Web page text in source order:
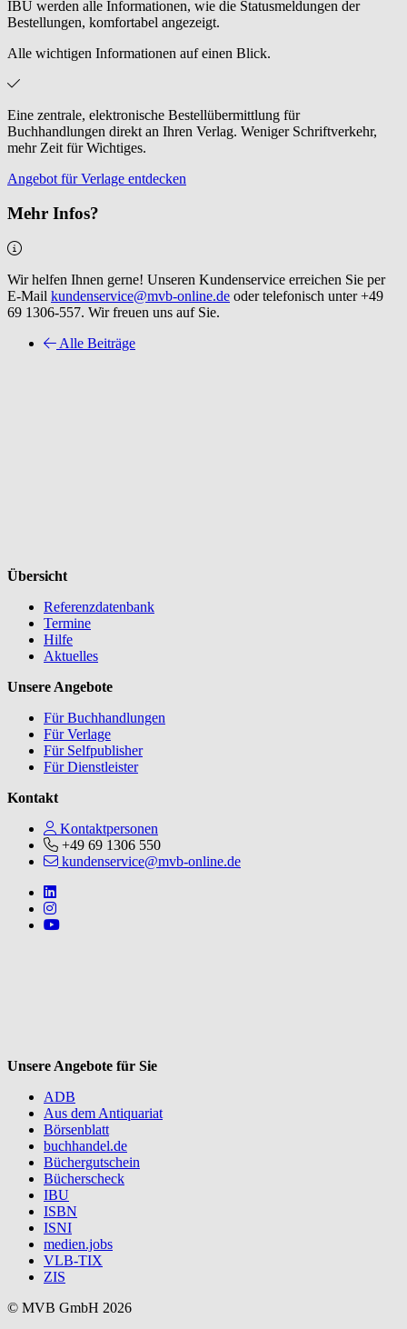
IBU werden alle Informationen, wie die Statusmeldungen der
Bestellungen, komfortabel angezeigt.
Alle wichtigen Informationen auf einen Blick.
Eine zentrale, elektronische Bestellübermittlung für
Buchhandlungen direkt an Ihren Verlag. Weniger Schriftverkehr,
mehr Zeit für Wichtiges.
Angebot für Verlage entdecken
Mehr Infos?
Wir helfen Ihnen gerne! Unseren Kundenservice erreichen Sie per
E-Mail kundenservice@mvb-online.de oder telefonisch unter +49
69 1306-557. Wir freuen uns auf Sie.
Alle Beiträge
Übersicht
Referenzdatenbank
Termine
Hilfe
Aktuelles
Unsere Angebote
Für Buchhandlungen
Für Verlage
Für Selfpublisher
Für Dienstleister
Kontakt
Kontaktpersonen
+49 69 1306 550
kundenservice@mvb-online.de
Follow us on https://www.linkedin.com/company/mvbbooks
Follow us on https://www.instagram.com/lifeatmvb/
Follow us on https://www.youtube.com/@mvbbooks
Unsere Angebote für Sie
ADB
Aus dem Antiquariat
Börsenblatt
buchhandel.de
Büchergutschein
Bücherscheck
IBU
ISBN
ISNI
medien.jobs
VLB-TIX
ZIS
© MVB GmbH 2026